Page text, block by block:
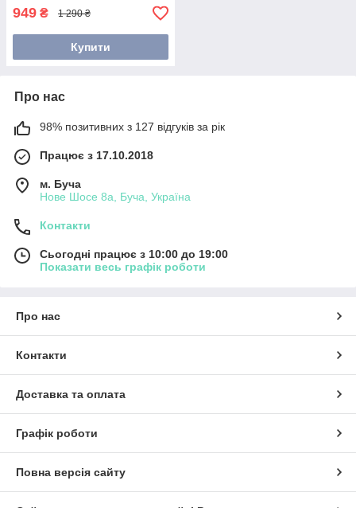
949 ₴ 1 290 ₴
Купити
Про нас
98% позитивних з 127 відгуків за рік
Працює з 17.10.2018
м. Буча
Нове Шосе 8а, Буча, Україна
Контакти
Сьогодні працює з 10:00 до 19:00
Показати весь графік роботи
Про нас
Контакти
Доставка та оплата
Графік роботи
Повна версія сайту